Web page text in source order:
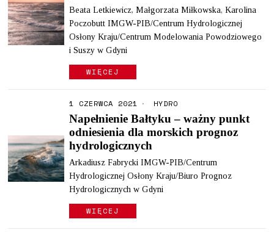
Beata Letkiewicz, Małgorzata Miłkowska, Karolina
Poczobutt IMGW-PIB/Centrum Hydrologicznej
Osłony Kraju/Centrum Modelowania Powodziowego
i Suszy w Gdyni
WIĘCEJ
1 CZERWCA 2021 HYDRO
Napełnienie Bałtyku – ważny punkt
odniesienia dla morskich prognoz
hydrologicznych
Arkadiusz Fabrycki IMGW-PIB/Centrum
Hydrologicznej Osłony Kraju/Biuro Prognoz
Hydrologicznych w Gdyni
WIĘCEJ